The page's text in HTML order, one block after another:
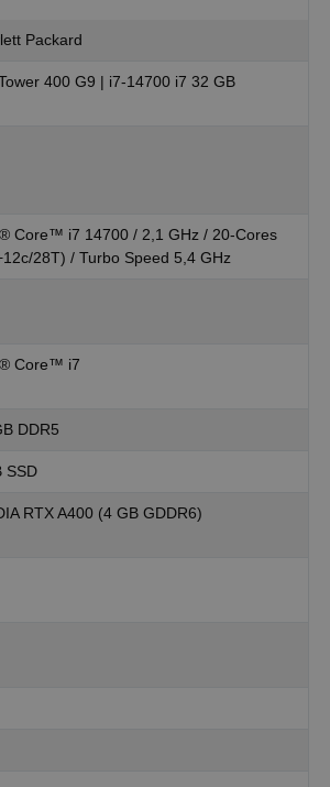
Packard
400 G9 | i7-14700 i7 32 GB
Core™ i7 14700 / 2,1 GHz / 20-Cores
28T) / Turbo Speed 5,4 GHz
Core™ i7
DDR5
SSD
RTX A400 (4 GB GDDR6)